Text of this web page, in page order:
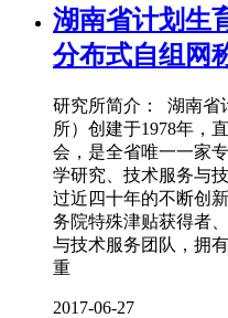
湖南省计划生
分布式自组网
研究所简介： 湖南省
所）创建于1978年，
会，是全省唯一一家
学研究、技术服务与
过近四十年的不断创
务院特殊津贴获得者
与技术服务团队，拥
重
2017-06-27